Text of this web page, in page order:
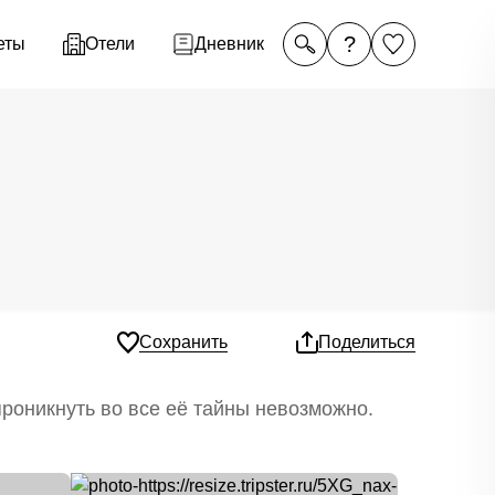
Отели Дневник ?
Сохранить Поделиться
во все её тайны невозможно.